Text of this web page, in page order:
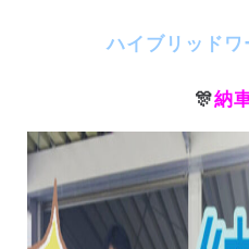
ハイブリッドワ
🎊納